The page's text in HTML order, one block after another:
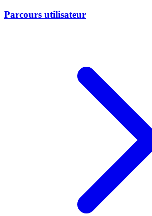
Parcours utilisateur